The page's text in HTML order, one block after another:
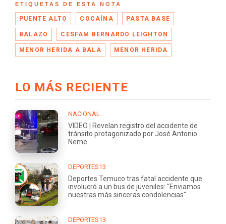
ETIQUETAS DE ESTA NOTA
PUENTE ALTO COCAÍNA PASTA BASE
BALAZO CESFAM BERNARDO LEIGHTON
MENOR HERIDA A BALA MENOR HERIDA
LO MÁS RECIENTE
NACIONAL
VIDEO | Revelan registro del accidente de
tránsito protagonizado por José Antonio
Neme
DEPORTES13
Deportes Temuco tras fatal accidente que
involucró a un bus de juveniles: "Enviamos
nuestras más sinceras condolencias"
DEPORTES13